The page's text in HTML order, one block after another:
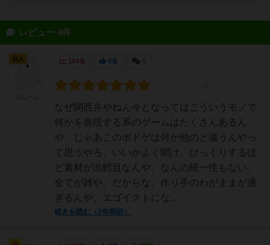
レビュー 4件
104名 0名
なぜ関西弁やねん今となってはこういうモノで
何かを表現する系のゲームはたくさんあるん
や、じゃあこのボドゲは何が他のと違うんやっ
て思うやろ、いいかよく聞け。びっくりするほ
ど素材が出鱈目なんや、なんの統一性もない、
全てが雑や、だからな、作り手のわがままが過
ぎるんや、エゴイストにな...
続きを読む（2年弱前）
仙人